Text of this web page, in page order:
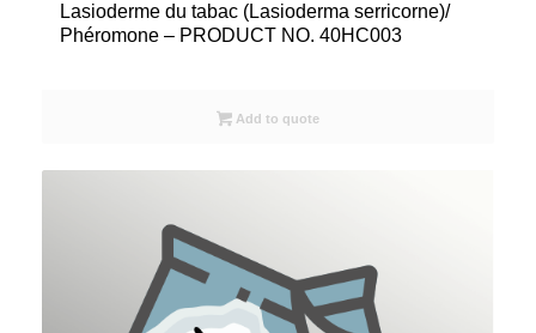
Lasioderme du tabac (Lasioderma serricorne)/
Phéromone – PRODUCT NO. 40HC003
Add to quote